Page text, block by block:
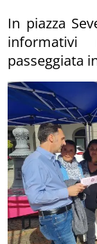
In piazza
passeggiata